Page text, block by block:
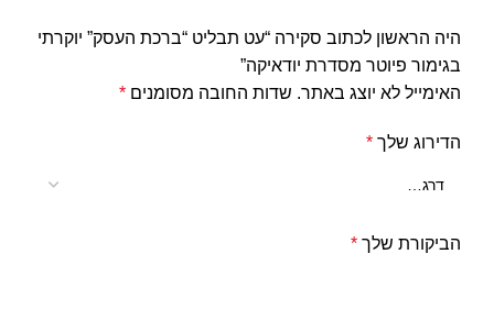
היה הראשון לכתוב סקירה “עט תבליט “ברכת העסק” יוקרתי
בגימור פיוטר מסדרת יודאיקה”
האימייל לא יוצג באתר. שדות החובה מסומנים *
הדירוג שלך *
הביקורת שלך *